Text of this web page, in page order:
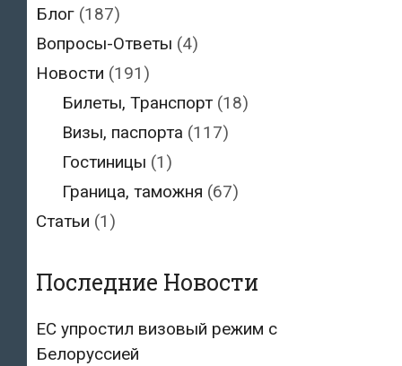
Блог (187)
Вопросы-Ответы (4)
Новости (191)
Билеты, Транспорт(18)
Визы, паспорта (117)
Гостиницы (1)
Граница, таможня (67)
Статьи (1)
Последние Новости
ЕС упростил визовый режим с
Белоруссией